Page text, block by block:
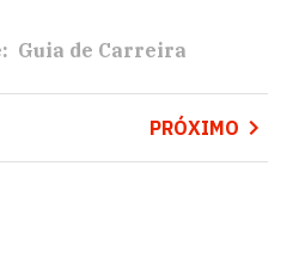
Guia de Carreira
PRÓXIMO